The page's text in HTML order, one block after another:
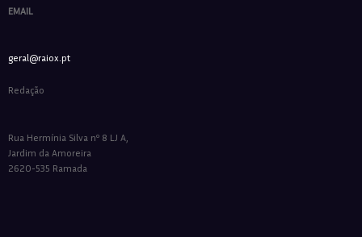
EMAIL
geral@raiox.pt
Redação
Rua Hermínia Silva nº 8 LJ A,
Jardim da Amoreira
2620-535 Ramada